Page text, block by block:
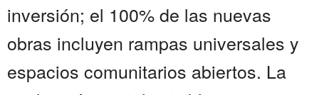
inversión; el 100% de las nuevas
obras incluyen rampas universales y
espacios comunitarios abiertos. La